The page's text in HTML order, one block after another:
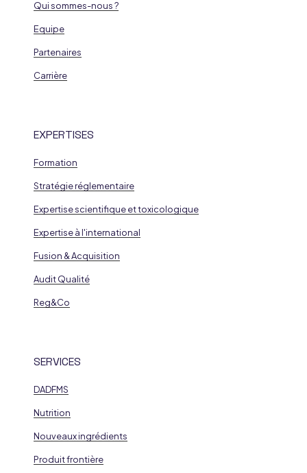
Qui sommes-nous ?
Equipe
Partenaires
Carrière
EXPERTISES
Formation
Stratégie réglementaire
Expertise scientifique et toxicologique
Expertise à l'international
Fusion & Acquisition
Audit Qualité
Reg&Co
SERVICES
DADFMS
Nutrition
Nouveaux ingrédients
Produit frontière